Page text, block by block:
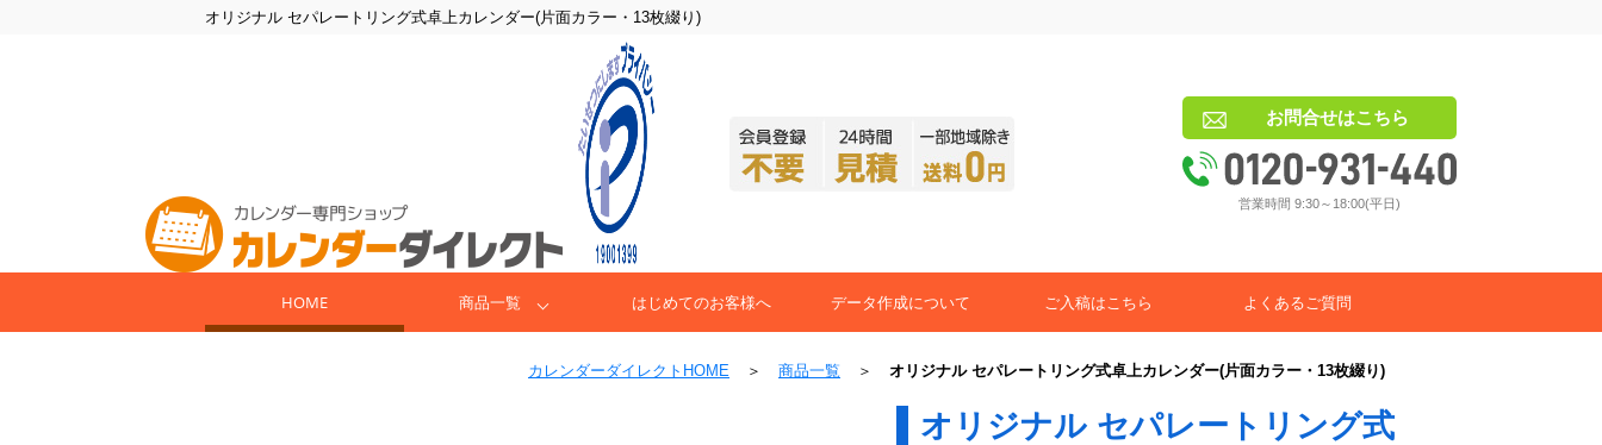
オリジナル セパレートリング式卓上カレンダー(片面カラー・13枚綴り)
お問合せはこちら
営業時間 9:30～18:00(平日)
HOME 商品一覧 はじめてのお客様へ データ作成について ご入稿はこちら よくあるご質問
カレンダーダイレクトHOME ＞ 商品一覧 ＞ オリジナル セパレートリング式卓上カレンダー(片面カラー・13枚綴り)
オリジナル セパレートリング式